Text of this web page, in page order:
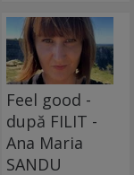
Feel good -
după FILIT -
Ana Maria
SANDU